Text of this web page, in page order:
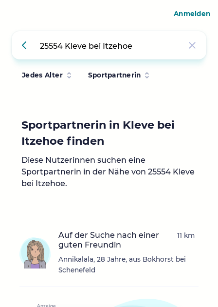
Jedes Alter Sportpartnerin
Sportpartnerin in Kleve bei
Itzehoe finden
Diese Nutzerinnen suchen eine
Sportpartnerin in der Nähe von 25554 Kleve
bei Itzehoe.
Auf der Suche nach einer
guten Freundin
Annikalala, 28 Jahre, aus Bokhorst bei
Schenefeld
11 km
Anmelden